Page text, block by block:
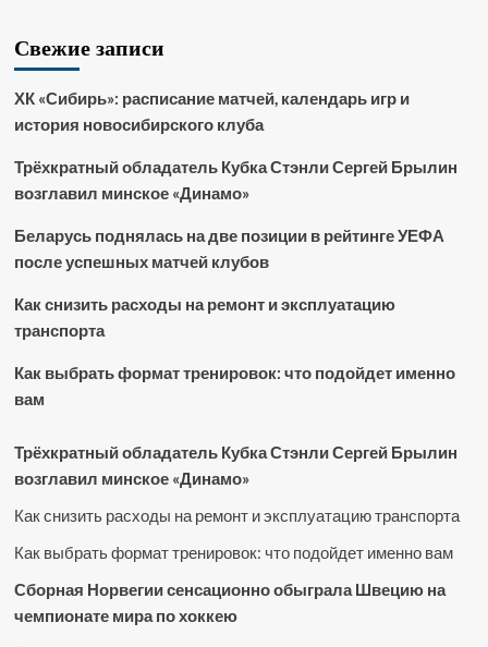
Свежие записи
ХК «Сибирь»: расписание матчей, календарь игр и
история новосибирского клуба
Трёхкратный обладатель Кубка Стэнли Сергей Брылин
возглавил минское «Динамо»
Беларусь поднялась на две позиции в рейтинге УЕФА
после успешных матчей клубов
Как снизить расходы на ремонт и эксплуатацию
транспорта
Как выбрать формат тренировок: что подойдет именно
вам
Трёхкратный обладатель Кубка Стэнли Сергей Брылин
возглавил минское «Динамо»
Как снизить расходы на ремонт и эксплуатацию транспорта
Как выбрать формат тренировок: что подойдет именно вам
Сборная Норвегии сенсационно обыграла Швецию на
чемпионате мира по хоккею